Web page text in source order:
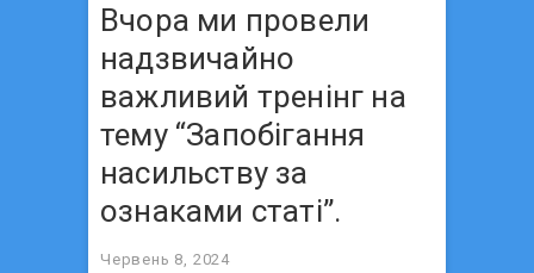
Вчора ми провели
надзвичайно
важливий тренінг на
тему “Запобігання
насильству за
ознаками статі”.
Червень 8, 2024